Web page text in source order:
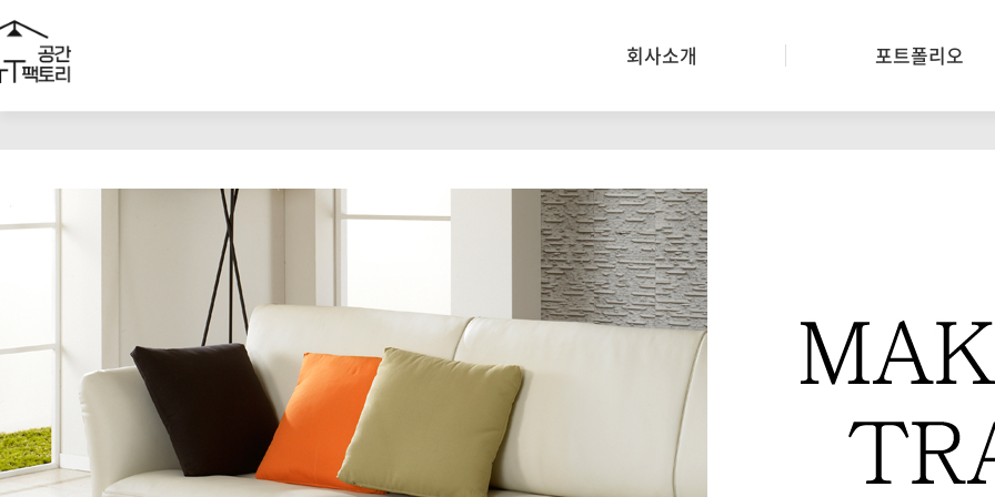
회사소개 포트폴리오